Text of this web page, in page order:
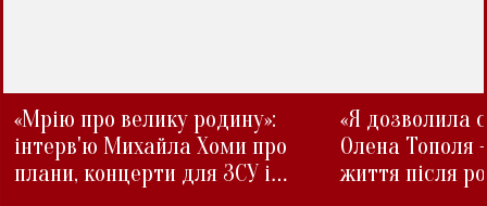
«Мрію про велику родину»:
інтерв'ю Михайла Хоми про
плани, концерти для ЗСУ і
«Я дозволила
Олена Тополя
життя після